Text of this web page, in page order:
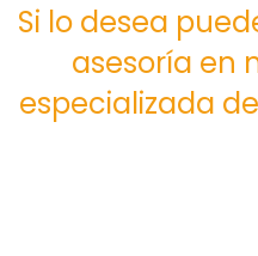
Si lo desea
asesoría en
especializada